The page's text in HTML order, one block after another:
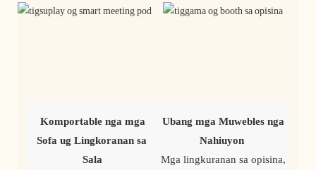
Komportable nga mga
Sofa ug Lingkoranan sa
Sala
Ubang mga Muwebles nga
Nahiuyon